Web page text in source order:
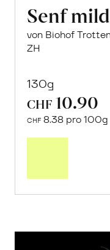
Senf mild
von Biohof
ZH
130g
CHF 10.90
CHF 8.38 pro 100g